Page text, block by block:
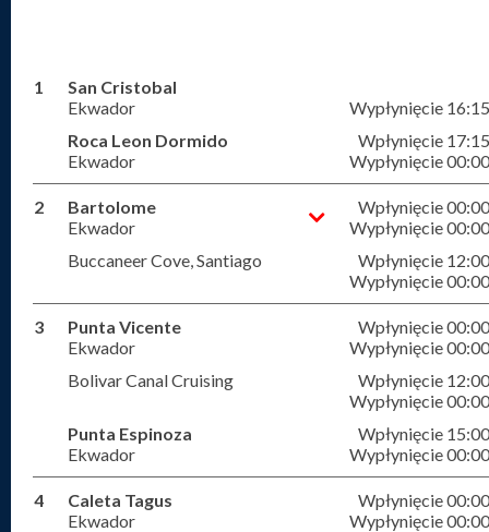
1
San Cristobal
Ekwador
Wypłynięcie 16:15
Roca Leon Dormido
Ekwador
Wpłynięcie 17:15
Wypłynięcie 00:00
2
Bartolome
Ekwador
Wpłynięcie 00:00
Wypłynięcie 00:00
Buccaneer Cove, Santiago
Wpłynięcie 12:00
Wypłynięcie 00:00
3
Punta Vicente
Ekwador
Wpłynięcie 00:00
Wypłynięcie 00:00
Bolivar Canal Cruising
Wpłynięcie 12:00
Wypłynięcie 00:00
Punta Espinoza
Ekwador
Wpłynięcie 15:00
Wypłynięcie 00:00
4
Caleta Tagus
Ekwador
Wpłynięcie 00:00
Wypłynięcie 00:00